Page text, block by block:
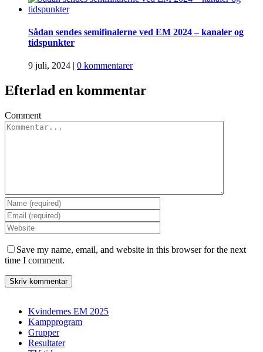
Sådan sendes semifinalerne ved EM 2024 – kanaler og
tidspunkter
9 juli, 2024 | 0 kommentarer
Efterlad en kommentar
Comment
Save my name, email, and website in this browser for the next
time I comment.
Kvindernes EM 2025
Kampprogram
Grupper
Resultater